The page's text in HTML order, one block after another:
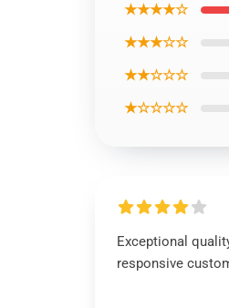
★★★★☆
★★★☆☆
★★☆☆☆
★☆☆☆☆
Exceptional
responsive